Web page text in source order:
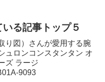
る記事トップ５
り図）さんが愛用する腕
ュロンコンスタンタン オ
ズ ラージ
9093